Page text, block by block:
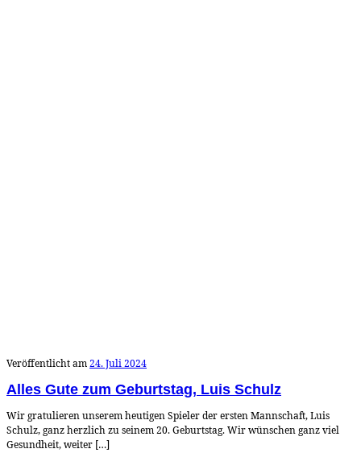
Veröffentlicht am24. Juli 2024
Alles Gute zum Geburtstag, Luis Schulz
Wir gratulieren unserem heutigen Spieler der ersten Mannschaft, Luis
Schulz, ganz herzlich zu seinem 20. Geburtstag. Wir wünschen ganz viel
Gesundheit, weiter […]